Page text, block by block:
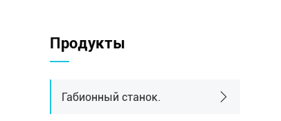
Продукты
Габионный станок.